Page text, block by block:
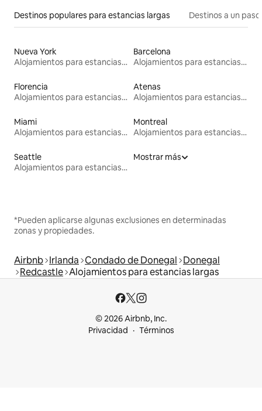
Destinos populares para estancias largas Destinos a un
Nueva York
Alojamientos para estancias largas
Barcelona
Alojamientos para estancias largas
Florencia
Alojamientos para estancias largas
Atenas
Alojamientos para estancias largas
Miami
Alojamientos para estancias largas
Montreal
Alojamientos para estancias largas
Seattle
Alojamientos para estancias largas
Mostrar más
*Pueden aplicarse algunas exclusiones en determinadas
zonas y propiedades.
Airbnb Irlanda Condado de Donegal Donegal
Redcastle Alojamientos para estancias largas
© 2026 Airbnb, Inc.
Privacidad
Términos